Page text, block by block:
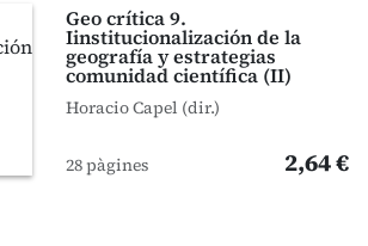
Geo crítica 9.
Iinstitucionalización de la
geografía y estrategias
comunidad científica (II)
Horacio Capel (dir.)
28 pàgines 2,64 €